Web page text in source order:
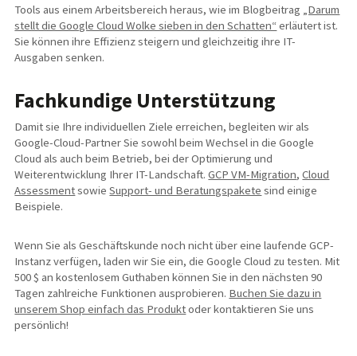
Tools aus einem Arbeitsbereich heraus, wie im Blogbeitrag „Darum
stellt die Google Cloud Wolke sieben in den Schatten“erläutert ist.
Sie können ihre Effizienz steigern und gleichzeitig ihre IT-
Ausgaben senken.
Fachkundige Unterstützung
Damit sie Ihre individuellen Ziele erreichen, begleiten wir als
Google-Cloud-Partner Sie sowohl beim Wechsel in die Google
Cloud als auch beim Betrieb, bei der Optimierung und
Weiterentwicklung Ihrer IT-Landschaft.GCP VM-Migration,Cloud
AssessmentsowieSupport- und Beratungspakete sind einige
Beispiele.
Wenn Sie als Geschäftskunde noch nicht über eine laufende GCP-
Instanz verfügen, laden wir Sie ein, die Google Cloud zu testen. Mit
500 $ an kostenlosem Guthaben können Sie in den nächsten 90
Tagen zahlreiche Funktionen ausprobieren. Buchen Sie dazu in
unserem Shop einfach das Produktoder kontaktieren Sie uns
persönlich!